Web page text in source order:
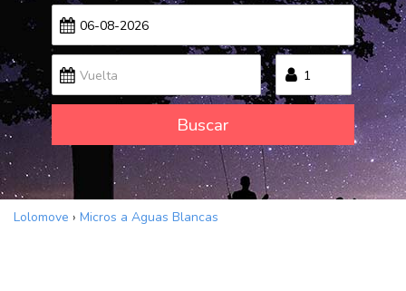
Buscar
Lolomove › Micros a Aguas Blancas